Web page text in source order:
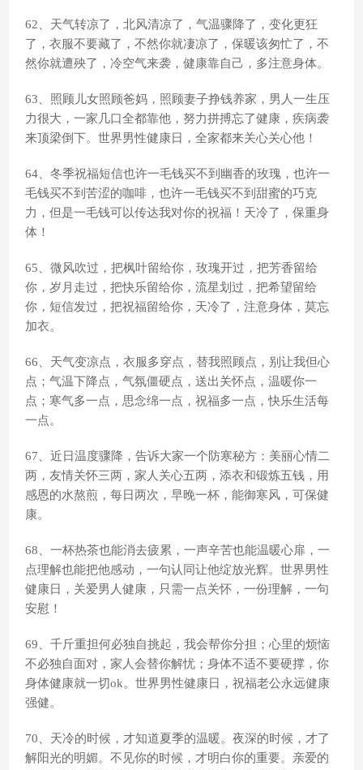
62、天气转凉了，北风清凉了，气温骤降了，变化更狂
了，衣服不要藏了，不然你就凄凉了，保暖该匆忙了，不
然你就遭殃了，冷空气来袭，健康靠自己，多注意身体。
63、照顾儿女照顾爸妈，照顾妻子挣钱养家，男人一生压
力很大，一家几口全都靠他，努力拼搏忘了健康，疾病袭
来顶梁倒下。世界男性健康日，全家都来关心关心他！
64、冬季祝福短信也许一毛钱买不到幽香的玫瑰，也许一
毛钱买不到苦涩的咖啡，也许一毛钱买不到甜蜜的巧克
力，但是一毛钱可以传达我对你的祝福！天冷了，保重身
体！
65、微风吹过，把枫叶留给你，玫瑰开过，把芳香留给
你，岁月走过，把快乐留给你，流星划过，把希望留给
你，短信发过，把祝福留给你，天冷了，注意身体，莫忘
加衣。
66、天气变凉点，衣服多穿点，替我照顾点，别让我但心
点；气温下降点，气氛僵硬点，送出关怀点，温暖你一
点；寒气多一点，思念绵一点，祝福多一点，快乐生活每
一点。
67、近日温度骤降，告诉大家一个防寒秘方：美丽心情二
两，友情关怀三两，家人关心五两，添衣和锻炼五钱，用
感恩的水熬煎，每日两次，早晚一杯，能御寒风，可保健
康。
68、一杯热茶也能消去疲累，一声辛苦也能温暖心扉，一
点理解也能把他感动，一句认同让他绽放光辉。世界男性
健康日，关爱男人健康，只需一点关怀，一份理解，一句
安慰！
69、千斤重担何必独自挑起，我会帮你分担；心里的烦恼
不必独自面对，家人会替你解忧；身体不适不要硬撑，你
身体健康就一切ok。世界男性健康日，祝福老公永远健康
强健。
70、天冷的时候，才知道夏季的温暖。夜深的时候，才了
解阳光的明媚。不见你的时候，才明白你的重要。亲爱的